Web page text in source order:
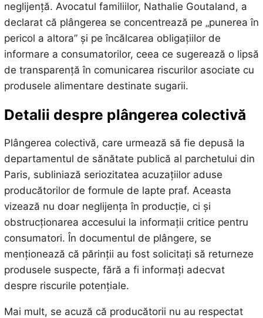
neglijență. Avocatul familiilor, Nathalie Goutaland, a
declarat că plângerea se concentrează pe „punerea în
pericol a altora” și pe încălcarea obligațiilor de
informare a consumatorilor, ceea ce sugerează o lipsă
de transparență în comunicarea riscurilor asociate cu
produsele alimentare destinate sugarii.
Detalii despre plângerea colectivă
Plângerea colectivă, care urmează să fie depusă la
departamentul de sănătate publică al parchetului din
Paris, subliniază seriozitatea acuzațiilor aduse
producătorilor de formule de lapte praf. Aceasta
vizează nu doar neglijența în producție, ci și
obstrucționarea accesului la informații critice pentru
consumatori. În documentul de plângere, se
menționează că părinții au fost solicitați să returneze
produsele suspecte, fără a fi informați adecvat
despre riscurile potențiale.
Mai mult, se acuză că producătorii nu au respectat